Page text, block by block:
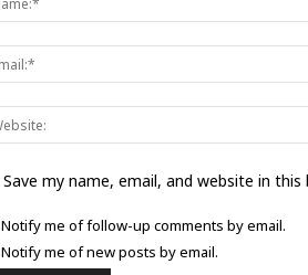
Save my name, email, and website in
Notify me of follow-up comments by email.
Notify me of new posts by email.